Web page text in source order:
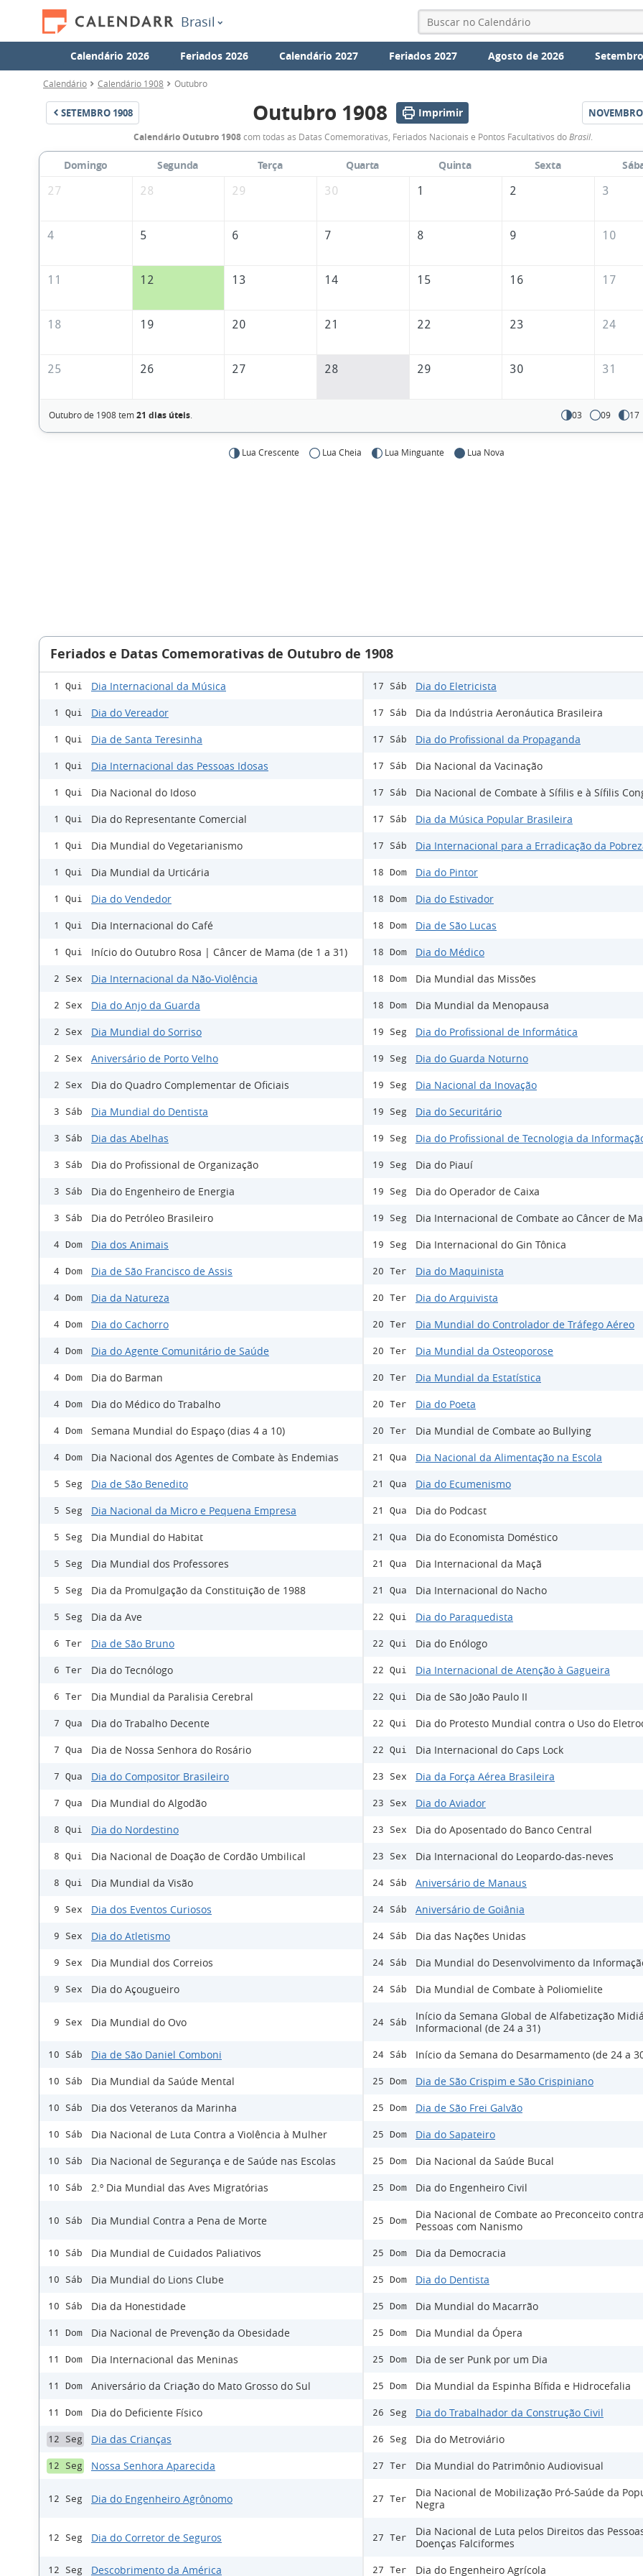
Brasil
Calendário 2026 Feriados 2026 Calendário 2027 Feriados 2027 Agosto de 2026
Calendário Calendário 1908 Outubro
SETEMBRO 1908
Calendário
de
Outubro
Outubro 1908 Imprimir NOVEMBRO
Calendário Outubro 1908com todas as Datas Comemorativas, Feriados Nacionais e Pontos Facultativos doBrasil
Domingo Segunda Terça Quarta Quinta Sexta
27
28 29 30 1 2 3
4 5 6 7 8 9 10
11 12 13 14 15 16 17
18 19 20 21 22 23 24
25 26 27 28 29 30 31
Outubro de 1908 tem21 dias úteis. 03 09 17
Lua Crescente Lua Cheia Lua Minguante Lua Nova
Feriados e Datas Comemorativas de Outubro de 1908
1 Qui Dia Internacional da Música
1 Qui Dia do Vereador
1 Qui Dia de Santa Teresinha
1 Qui Dia Internacional das Pessoas Idosas
1 Qui Dia Nacional do Idoso
1 Qui Dia do Representante Comercial
1 Qui Dia Mundial do Vegetarianismo
1 Qui Dia Mundial da Urticária
1 Qui Dia do Vendedor
1 Qui Dia Internacional do Café
1 Qui Início do Outubro Rosa | Câncer de Mama (de 1 a 31)
2 Sex Dia Internacional da Não-Violência
2 Sex Dia do Anjo da Guarda
2 Sex Dia Mundial do Sorriso
2 Sex Aniversário de Porto Velho
2 Sex Dia do Quadro Complementar de Oficiais
3 Sáb Dia Mundial do Dentista
3 Sáb Dia das Abelhas
3 Sáb Dia do Profissional de Organização
3 Sáb Dia do Engenheiro de Energia
3 Sáb Dia do Petróleo Brasileiro
4 Dom Dia dos Animais
4 Dom Dia de São Francisco de Assis
4 Dom Dia da Natureza
4 Dom Dia do Cachorro
4 Dom Dia do Agente Comunitário de Saúde
4 Dom Dia do Barman
4 Dom Dia do Médico do Trabalho
4 Dom Semana Mundial do Espaço (dias 4 a 10)
4 Dom Dia Nacional dos Agentes de Combate às Endemias
5 Seg Dia de São Benedito
5 Seg Dia Nacional da Micro e Pequena Empresa
5 Seg Dia Mundial do Habitat
5 Seg Dia Mundial dos Professores
5 Seg Dia da Promulgação da Constituição de 1988
5 Seg Dia da Ave
6 Ter Dia de São Bruno
6 Ter Dia do Tecnólogo
6 Ter Dia Mundial da Paralisia Cerebral
7 Qua Dia do Trabalho Decente
7 Qua Dia de Nossa Senhora do Rosário
7 Qua Dia do Compositor Brasileiro
7 Qua Dia Mundial do Algodão
8 Qui Dia do Nordestino
8 Qui Dia Nacional de Doação de Cordão Umbilical
8 Qui Dia Mundial da Visão
9 Sex Dia dos Eventos Curiosos
9 Sex Dia do Atletismo
9 Sex Dia Mundial dos Correios
9 Sex Dia do Açougueiro
9 Sex Dia Mundial do Ovo
10 Sáb Dia de São Daniel Comboni
10 Sáb Dia Mundial da Saúde Mental
10 Sáb Dia dos Veteranos da Marinha
10 Sáb Dia Nacional de Luta Contra a Violência à Mulher
10 Sáb Dia Nacional de Segurança e de Saúde nas Escolas
10 Sáb 2.º Dia Mundial das Aves Migratórias
10 Sáb Dia Mundial Contra a Pena de Morte
10 Sáb Dia Mundial de Cuidados Paliativos
10 Sáb Dia Mundial do Lions Clube
10 Sáb Dia da Honestidade
11 Dom Dia Nacional de Prevenção da Obesidade
11 Dom Dia Internacional das Meninas
11 Dom Aniversário da Criação do Mato Grosso do Sul
11 Dom Dia do Deficiente Físico
12 Seg Dia das Crianças
12 Seg Nossa Senhora Aparecida
12 Seg Dia do Engenheiro Agrônomo
12 Seg Dia do Corretor de Seguros
12 Seg Descobrimento da América
17 Sáb Dia do Eletricista
17 Sáb Dia da Indústria Aeronáutica Brasileira
17 Sáb Dia do Profissional da Propaganda
17 Sáb Dia Nacional da Vacinação
17 Sáb Dia Nacional de Combate à Sífilis e à Sífilis
17 Sáb Dia da Música Popular Brasileira
17 Sáb Dia Internacional para a Erradicação da
18 Dom Dia do Pintor
18 Dom Dia do Estivador
18 Dom Dia de São Lucas
18 Dom Dia do Médico
18 Dom Dia Mundial das Missões
18 Dom Dia Mundial da Menopausa
19 Seg Dia do Profissional de Informática
19 Seg Dia do Guarda Noturno
19 Seg Dia Nacional da Inovação
19 Seg Dia do Securitário
19 Seg Dia do Profissional de Tecnologia da
19 Seg Dia do Piauí
19 Seg Dia do Operador de Caixa
19 Seg Dia Internacional de Combate ao Câncer de
19 Seg Dia Internacional do Gin Tônica
20 Ter Dia do Maquinista
20 Ter Dia do Arquivista
20 Ter Dia Mundial do Controlador de Tráfego Aéreo
20 Ter Dia Mundial da Osteoporose
20 Ter Dia Mundial da Estatística
20 Ter Dia do Poeta
20 Ter Dia Mundial de Combate ao Bullying
21 Qua Dia Nacional da Alimentação na Escola
21 Qua Dia do Ecumenismo
21 Qua Dia do Podcast
21 Qua Dia do Economista Doméstico
21 Qua Dia Internacional da Maçã
21 Qua Dia Internacional do Nacho
22 Qui Dia do Paraquedista
22 Qui Dia do Enólogo
22 Qui Dia Internacional de Atenção à Gagueira
22 Qui Dia de São João Paulo II
22 Qui Dia do Protesto Mundial contra o Uso do
22 Qui Dia Internacional do Caps Lock
23 Sex Dia da Força Aérea Brasileira
23 Sex Dia do Aviador
23 Sex Dia do Aposentado do Banco Central
23 Sex Dia Internacional do Leopardo-das-neves
24 Sáb Aniversário de Manaus
24 Sáb Aniversário de Goiânia
24 Sáb Dia das Nações Unidas
24 Sáb Dia Mundial do Desenvolvimento da
24 Sáb Dia Mundial de Combate à Poliomielite
24 Sáb
Início da Semana Global de Alfabetização
Informacional (de 24 a 31)
24 Sáb Início da Semana do Desarmamento (de 24 a
25 Dom Dia de São Crispim e São Crispiniano
25 Dom Dia de São Frei Galvão
25 Dom Dia do Sapateiro
25 Dom Dia Nacional da Saúde Bucal
25 Dom Dia do Engenheiro Civil
25 Dom
Dia Nacional de Combate ao Preconceito
Pessoas com Nanismo
25 Dom Dia da Democracia
25 Dom Dia do Dentista
25 Dom Dia Mundial do Macarrão
25 Dom Dia Mundial da Ópera
25 Dom Dia de ser Punk por um Dia
25 Dom Dia Mundial da Espinha Bífida e Hidrocefalia
26 Seg Dia do Trabalhador da Construção Civil
26 Seg Dia do Metroviário
27 Ter Dia Mundial do Patrimônio Audiovisual
27 Ter
Dia Nacional de Mobilização Pró-Saúde da
Negra
27 Ter
Dia Nacional de Luta pelos Direitos das
Doenças Falciformes
27 Ter Dia do Engenheiro Agrícola